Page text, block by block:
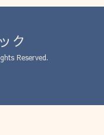
ク
Reserved.